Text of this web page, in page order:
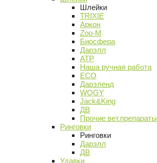
Шлейки
TRIXIE
Аркон
Zoo-M
Биосфера
Дарэлл
АТР
Наша ручная работа
ECO
Дарэленд
WOGY
Jack&King
ДВ
Прочие вет.препараты
Ринговки
Ринговки
Дарэлл
ДВ
Удавки